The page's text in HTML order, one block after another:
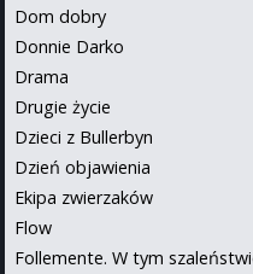
Dom dobry
Donnie Darko
Drama
Drugie życie
Dzieci z Bullerbyn
Dzień objawienia
Ekipa zwierzaków
Flow
Follemente. W tym